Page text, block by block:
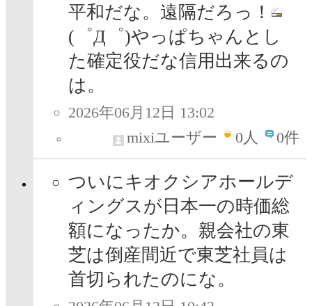
平和だな。遠隔だろっ！
(゜Д゜)やっぱちゃんとし
た確定役だな信用出来るの
は。
2026年06月12日 13:02
mixiユーザー
0人 0件
ついにキオクシアホールデ
ィングスが日本一の時価総
額になったか。親会社の東
芝は倒産間近で東芝社員は
首切られたのにな。